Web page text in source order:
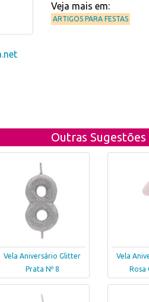
Veja mais em:
ARTIGOS PARA FESTAS
Outras Sugestões
Vela Aniversário Glitter
Prata Nº 8
Vela
Rosa